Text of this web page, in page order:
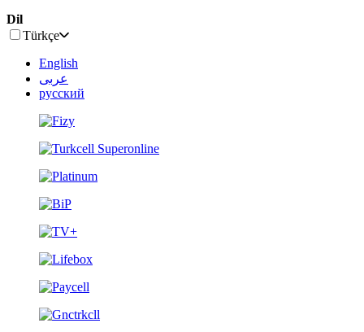
Dil
Türkçe
English
عربى
русский